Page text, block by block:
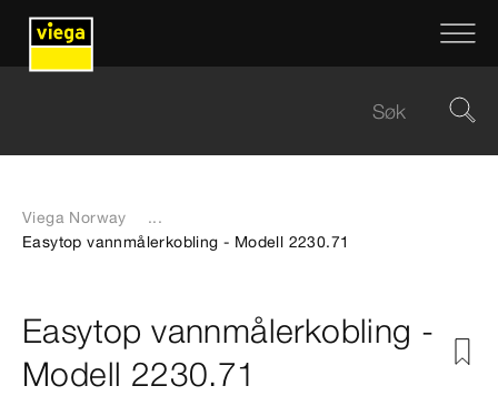
Viega Norway
...
Easytop vannmålerkobling - Modell 2230.71
Easytop vannmålerkobling -
Modell 2230.71